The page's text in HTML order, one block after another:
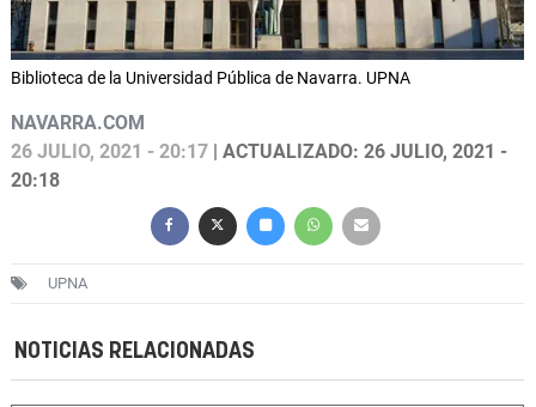
Biblioteca de la Universidad Pública de Navarra. UPNA
NAVARRA.COM
26 JULIO, 2021 - 20:17 | ACTUALIZADO: 26 JULIO, 2021 -
20:18
UPNA
NOTICIAS RELACIONADAS